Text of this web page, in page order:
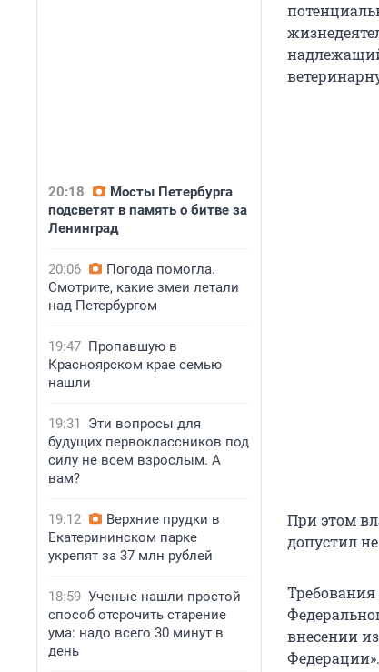
20:18
Мосты Петербурга
подсветят в память о битве за
Ленинград
20:06
Погода помогла.
Смотрите, какие змеи летали
над Петербургом
19:47 Пропавшую в
Красноярском крае семью
нашли
19:31
Эти вопросы для
будущих первоклассников под
силу не всем взрослым. А
вам?
19:12
Верхние прудки в
Екатерининском парке
укрепят за 37 млн рублей
18:59 Ученые нашли простой
способ отсрочить старение
ума: надо всего 30 минут в
день
При этом
допустил
внесении
Федерации».